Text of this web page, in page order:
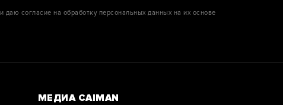
и даю согласие на обработку персональных данных на их основе
МЕДИА CAIMAN